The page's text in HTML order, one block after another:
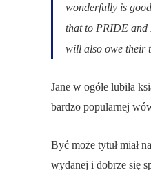
wonderfully is
that to PRIDE
will also owe their
Jane w ogóle lubiła
bardzo popularnej
Być może tytuł miał
wydanej i dobrze się